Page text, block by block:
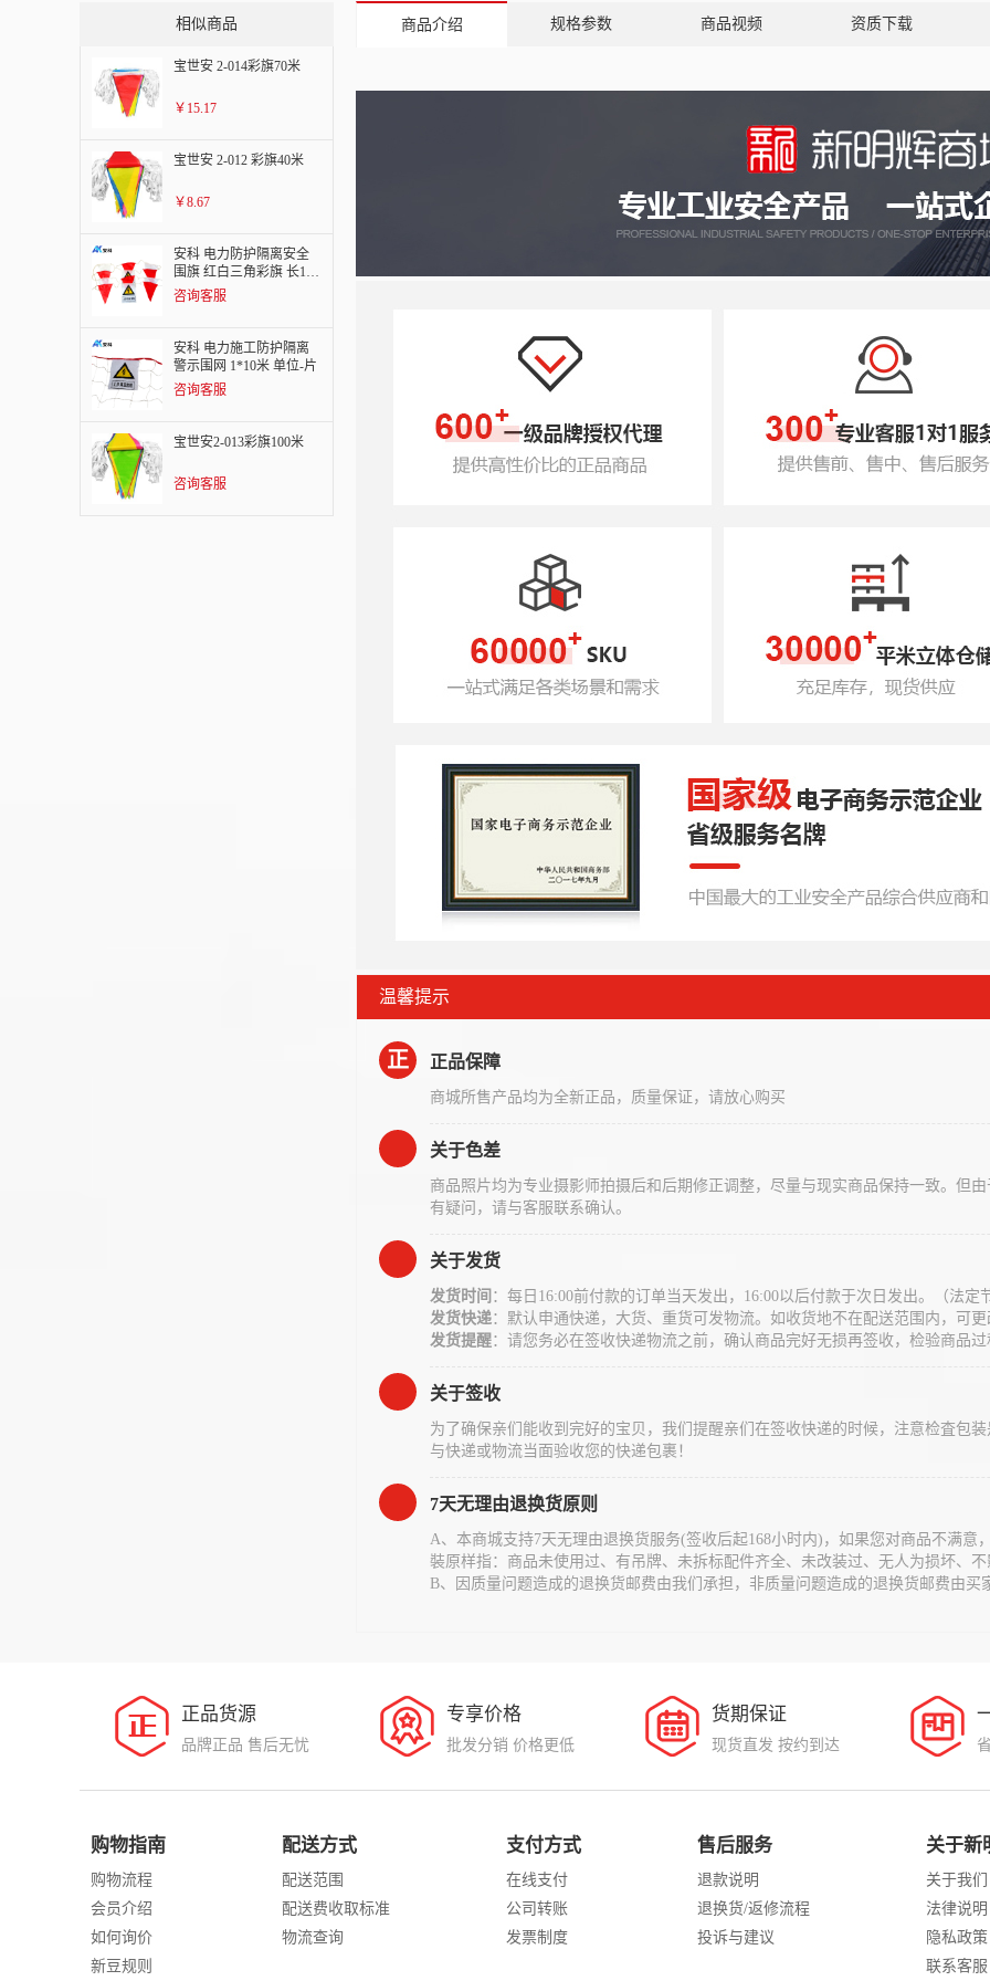
相似商品
宝世安 2-014彩旗70米
￥15.17
宝世安 2-012 彩旗40米
￥8.67
安科 电力防护隔离安全
围旗 红白三角彩旗 长10
米 单位-条
咨询客服
安科 电力施工防护隔离
警示围网 1*10米 单位-片
咨询客服
宝世安2-013彩旗100米
咨询客服
商品介绍 规格参数 商品视频 资质下载
温馨提示
正 正品保障
商城所售产品均为全新正品，质量保证，请放心购买
关于色差
商品照片均为专业摄影师拍摄后和后期修正调整，尽量与现实商品保持一致。但
有疑问，请与客服联系确认。
关于发货
发货时间 ：每日16:00前付款的订单当天发出，16:00以后付款于次日发出。（法
发货快递：默认申通快递，大货、重货可发物流。如收货地不在配送范围内，可
发货提醒：请您务必在签收快递物流之前，确认商品完好无损再签收，检验商品
关于签收
为了确保亲们能收到完好的宝贝，我们提醒亲们在签收快递的时候，注意检査包
与快递或物流当面验收您的快递包裹！
7天无理由退换货原则
A、本商城支持7天无理由退换货服务(签收后起168小时内)，如果您对商品不满
裝原样指：商品未使用过、有吊牌、未拆标配件齐全、未改装过、无人为损坏、
B、因质量问题造成的退换货邮费由我们承担，非质量问题造成的退换货邮费由买
正品货源
品牌正品 售后无忧
专享价格
批发分销 价格更低
货期保证
现货直发 按约到达
购物指南
购物流程
会员介绍
如何询价
新豆规则
配送方式
配送范围
配送费收取标准
物流查询
支付方式
在线支付
公司转账
发票制度
售后服务
退款说明
退换货/返修流程
投诉与建议
关于新
关于我们
法律说明
隐私政策
联系客服